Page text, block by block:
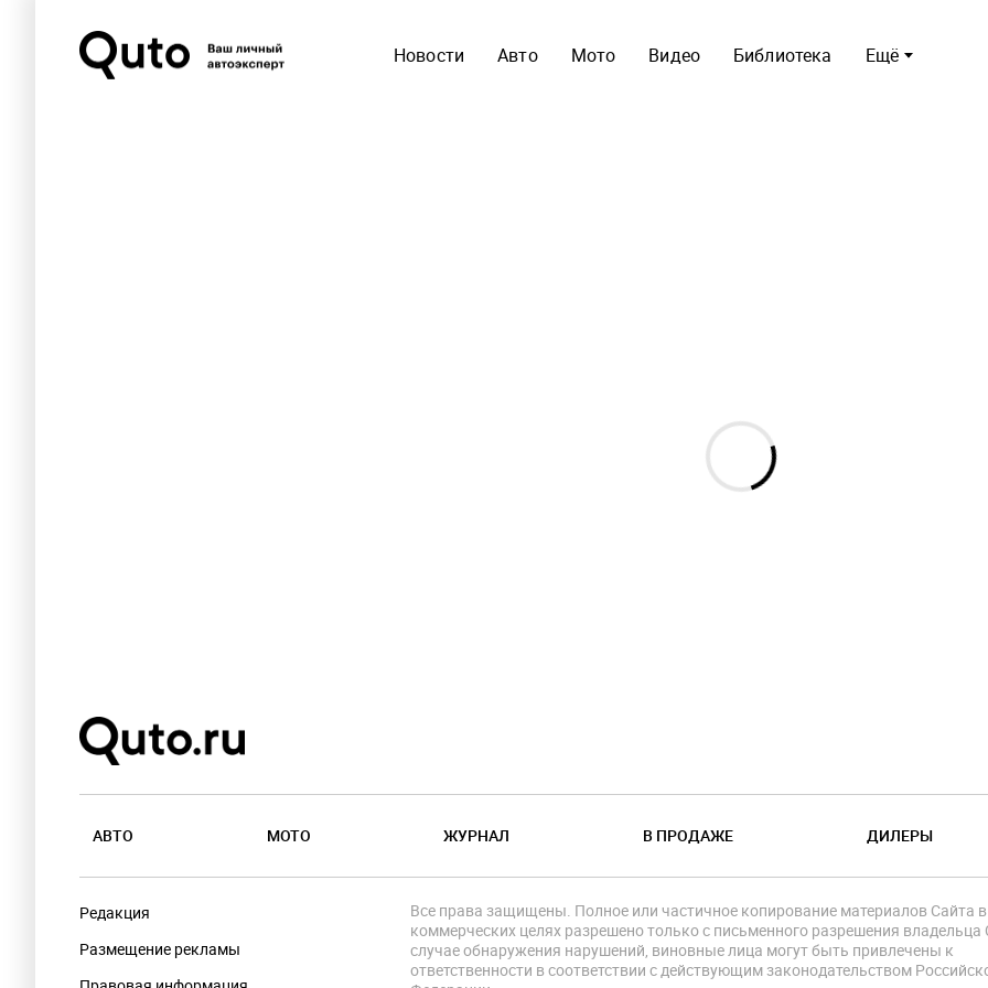
Ещё
Новости Авто Мото Видео Библиотека
АВТО МОТО ЖУРНАЛ В ПРОДАЖЕ ДИЛЕРЫ
Редакция
Размещение рекламы
Все права защищены. Полное или частичное копирование материалов Сайта в
коммерческих целях разрешено только с письменного разрешения владельца
случае обнаружения нарушений, виновные лица могут быть привлечены к
ответственности в соответствии с действующим законодательством